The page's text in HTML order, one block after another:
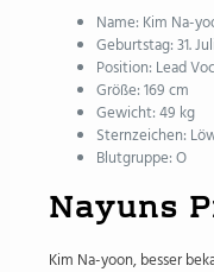
Name: Kim Na-
Geburtstag: 31.
Position: Lead
Größe: 169 cm
Gewicht: 49 kg
Sternzeichen:
Blutgruppe: O
Nayuns
Kim Na-yoon, besser